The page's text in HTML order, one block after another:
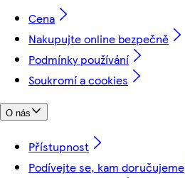
Cena
Nakupujte online bezpečně
Podmínky používání
Soukromí a cookies
O nás
Přístupnost
Podívejte se, kam doručujeme